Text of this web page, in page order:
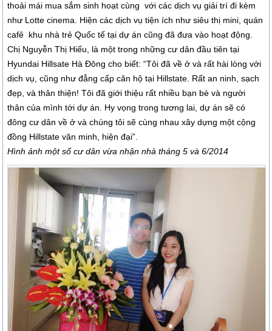
thoải mái mua sắm sinh hoạt cùng với các dịch vụ giải trí đi kèm
như Lotte cinema. Hiện các dịch vụ tiện ích như siêu thị mini, quán
cafê khu nhà trẻ Quốc tế tại dự án cũng đã đưa vào hoạt động.
Chị Nguyễn Thị Hiếu, là một trong những cư dân đầu tiên tại
Hyundai Hillsate Hà Đông cho biết: “Tôi đã về ở và rất hài lòng với
dịch vụ, cũng như đẳng cấp căn hộ tại Hillstate. Rất an ninh, sạch
đẹp, và thân thiện! Tôi đã giới thiệu rất nhiều bạn bè và người
thân của mình tới dự án. Hy vọng trong tương lai, dự án sẽ có
đông cư dân về ở và chúng tôi sẽ cùng nhau xây dựng một cộng
đồng Hillstate văn minh, hiện đại”.
Hình ảnh một số cư dân vừa nhận nhà tháng 5 và 6/2014